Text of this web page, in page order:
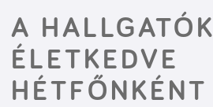
A HALLGATÓK
ÉLETKEDVE
HÉTFŐNKÉNT